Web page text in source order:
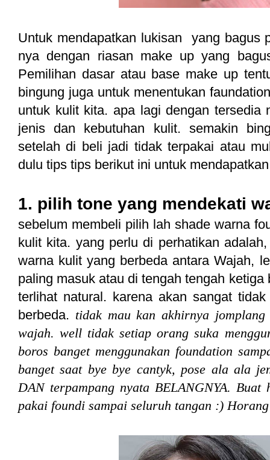
Untuk mendapatkan lukisan yang bagus
nya dengan riasan make up yang
Pemilihan dasar atau base make up
bingung juga untuk menentukan
untuk kulit kita. apa lagi dengan tersedia
jenis dan kebutuhan kulit. semakin
setelah di beli jadi tidak terpakai atau
dulu tips tips berikut ini untuk
1. pilih tone yang mendekati
sebelum membeli pilih lah shade warna
kulit kita. yang perlu di perhatikan
warna kulit yang berbeda antara Wajah,
paling masuk atau di tengah tengah
terlihat natural. karena akan sangat
berbeda. tidak mau kan akhirnya
wajah. well tidak setiap orang suka
boros banget menggunakan foundation
banget saat bye bye cantyk, pose ala ala
DAN terpampang nyata BELANGNYA. Buat
pakai foundi sampai seluruh tangan :)